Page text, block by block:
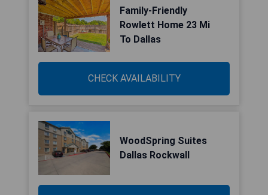
Family-Friendly
Rowlett Home 23 Mi
To Dallas
CHECK AVAILABILITY
WoodSpring Suites
Dallas Rockwall